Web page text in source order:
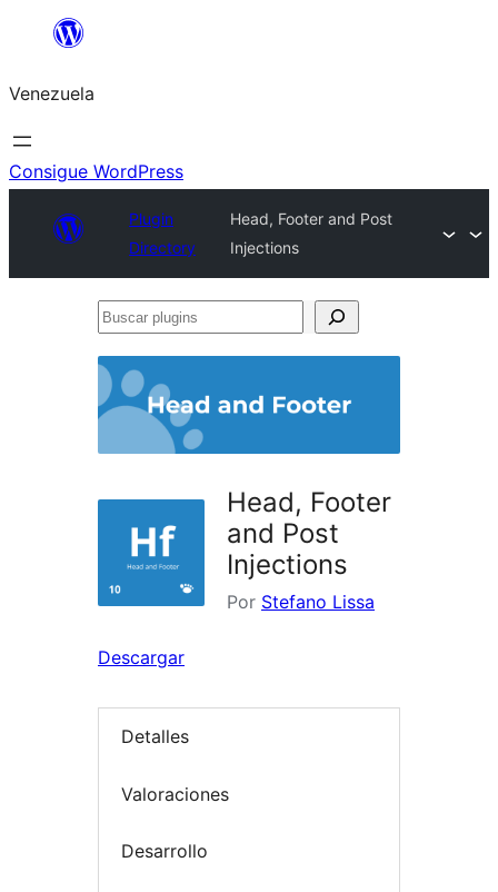
Saltar
contenido
Venezuela
Consigue WordPress
Plugin
Directory
Head, Footer and Post
Injections
Buscar
Head, Footer
and Post
Injections
Por Stefano Lissa
Descargar
Detalles
Valoraciones
Desarrollo